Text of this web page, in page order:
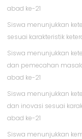
abad ke-21
Siswa menunjukkan
sesuai karakteristik
Siswa menunjukkan
dan pemecahan
abad ke-21
Siswa menunjukkan
dan inovasi sesuai
abad ke-21
Siswa menunjukkan